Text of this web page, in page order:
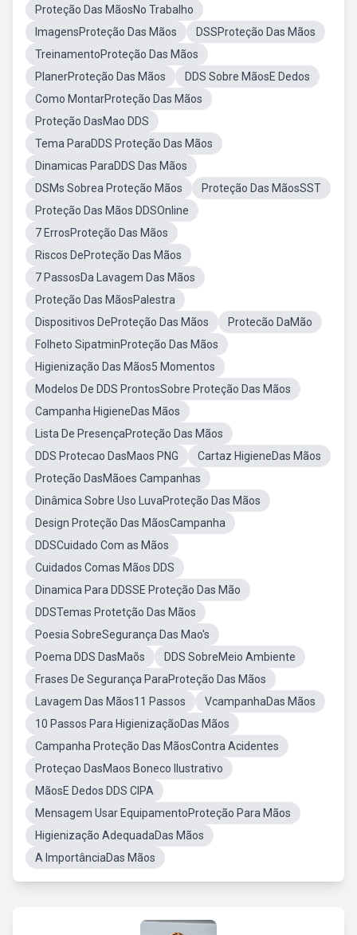
Proteção Das MãosNo Trabalho
ImagensProteção Das Mãos
DSSProteção Das Mãos
TreinamentoProteção Das Mãos
PlanerProteção Das Mãos
DDS Sobre MãosE Dedos
Como MontarProteção Das Mãos
Proteção DasMao DDS
Tema ParaDDS Proteção Das Mãos
Dinamicas ParaDDS Das Mãos
DSMs Sobrea Proteção Mãos
Proteção Das MãosSST
Proteção Das Mãos DDSOnline
7 ErrosProteção Das Mãos
Riscos DeProteção Das Mãos
7 PassosDa Lavagem Das Mãos
Proteção Das MãosPalestra
Dispositivos DeProteção Das Mãos
Protecão DaMão
Folheto SipatminProteção Das Mãos
Higienização Das Mãos5 Momentos
Modelos De DDS ProntosSobre Proteção Das Mãos
Campanha HigieneDas Mãos
Lista De PresençaProteção Das Mãos
DDS Protecao DasMaos PNG
Cartaz HigieneDas Mãos
Proteção DasMãoes Campanhas
Dinâmica Sobre Uso LuvaProteção Das Mãos
Design Proteção Das MãosCampanha
DDSCuidado Com as Mãos
Cuidados Comas Mãos DDS
Dinamica Para DDSSE Proteção Das Mão
DDSTemas Protetção Das Mãos
Poesia SobreSegurança Das Mao's
Poema DDS DasMaõs
DDS SobreMeio Ambiente
Frases De Segurança ParaProteção Das Mãos
Lavagem Das Mãos11 Passos
VcampanhaDas Mãos
10 Passos Para HigienizaçãoDas Mãos
Campanha Proteção Das MãosContra Acidentes
Proteçao DasMaos Boneco Ilustrativo
MãosE Dedos DDS CIPA
Mensagem Usar EquipamentoProteção Para Mãos
Higienização AdequadaDas Mãos
A ImportânciaDas Mãos